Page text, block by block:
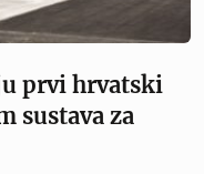
prvi hrvatski
sustava za